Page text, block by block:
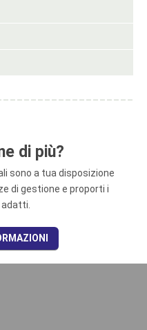
di più?
sono a tua disposizione
di gestione e proporti i